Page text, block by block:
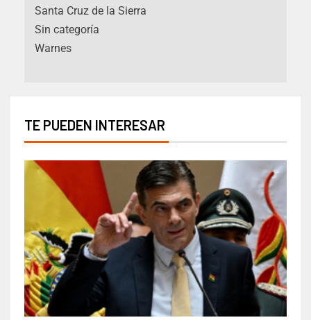
Santa Cruz de la Sierra
Sin categoría
Warnes
TE PUEDEN INTERESAR